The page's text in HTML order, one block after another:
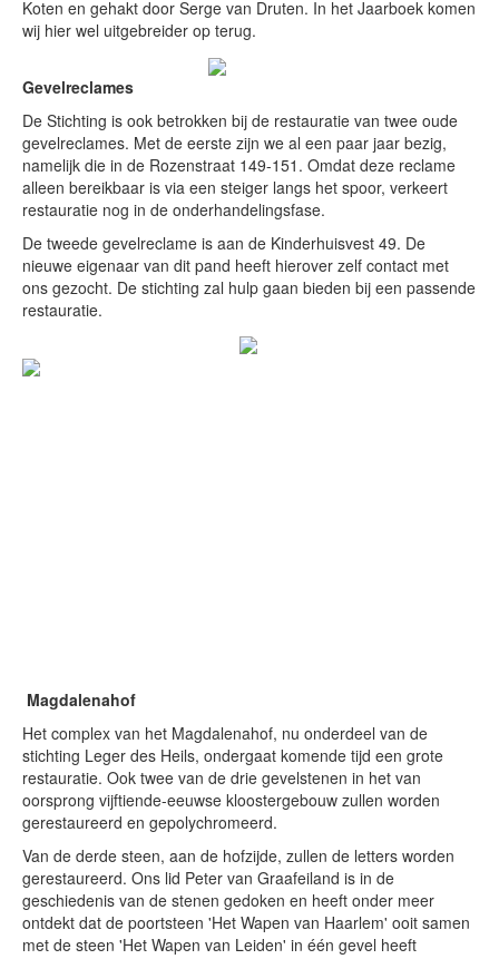
Koten en gehakt door Serge van Druten. In het Jaarboek komen
wij hier wel uitgebreider op terug.
Gevelreclames
De Stichting is ook betrokken bij de restauratie van twee oude
gevelreclames. Met de eerste zijn we al een paar jaar bezig,
namelijk die in de Rozenstraat 149-151. Omdat deze reclame
alleen bereikbaar is via een steiger langs het spoor, verkeert
restauratie nog in de onderhandelingsfase.
De tweede gevelreclame is aan de Kinderhuisvest 49. De
nieuwe eigenaar van dit pand heeft hierover zelf contact met
ons gezocht. De stichting zal hulp gaan bieden bij een passende
restauratie.
Magdalenahof
Het complex van het Magdalenahof, nu onderdeel van de
stichting Leger des Heils, ondergaat komende tijd een grote
restauratie. Ook twee van de drie gevelstenen in het van
oorsprong vijftiende-eeuwse kloostergebouw zullen worden
gerestaureerd en gepolychromeerd.
Van de derde steen, aan de hofzijde, zullen de letters worden
gerestaureerd. Ons lid Peter van Graafeiland is in de
geschiedenis van de stenen gedoken en heeft onder meer
ontdekt dat de poortsteen 'Het Wapen van Haarlem' ooit samen
met de steen 'Het Wapen van Leiden' in één gevel heeft